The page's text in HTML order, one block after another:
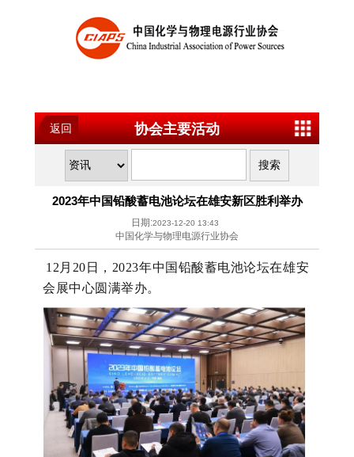
返回 协会主要活动
2023年中国铅酸蓄电池论坛在雄安新区胜利举办
日期:2023-12-20 13:43
中国化学与物理电源行业协会
12月20日，2023年中国铅酸蓄电池论坛在雄安
会展中心圆满举办。